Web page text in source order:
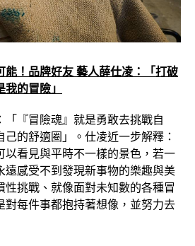
能！品牌好友 藝人薛仕凌：「打破
的冒險」
「『冒險魂』就是勇敢去挑戰自
己的舒適圈」。仕凌近一步解釋：
以看見與平時不一樣的景色，若一
遠感受不到發現新事物的樂趣與美
性挑戰、就像面對未知數的各種冒
對每件事都抱持著想像，並努力去